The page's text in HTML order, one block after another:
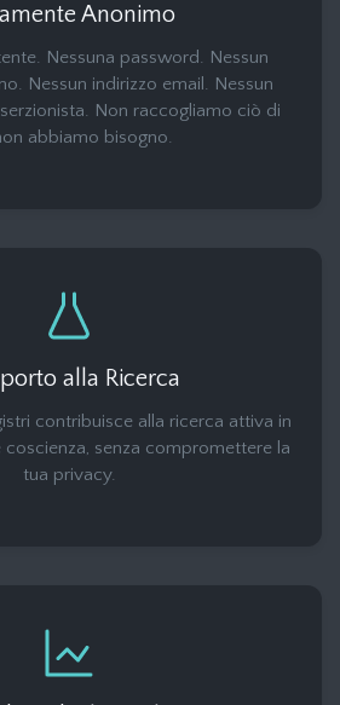
Anonimo
Nessuna password. Nessun
Nessun indirizzo email. Nessun
Non raccogliamo ciò di
abbiamo bisogno.
alla Ricerca
contribuisce alla ricerca attiva in
coscienza, senza compromettere la
tua privacy.